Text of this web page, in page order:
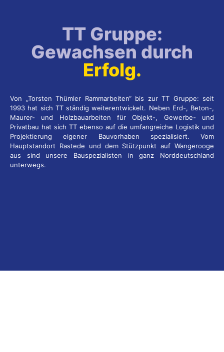
TT Gruppe:
Gewachsen durch
Erfolg.
Von „Torsten Thümler Rammarbeiten“ bis zur TT Gruppe: seit
1993 hat sich TT ständig weiterentwickelt. Neben Erd-, Beton-,
Maurer- und Holzbauarbeiten für Objekt-, Gewerbe- und
Privatbau hat sich TT ebenso auf die umfangreiche Logistik und
Projektierung eigener Bauvorhaben spezialisiert. Vom
Hauptstandort Rastede und dem Stützpunkt auf Wangerooge
aus sind unsere Bauspezialisten in ganz Norddeutschland
unterwegs.